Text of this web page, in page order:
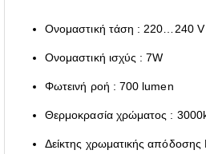
Ονομαστική τάση : 220…240 V
Ονομαστική ισχύς : 7W
Φωτεινή ροή : 700 lumen
Θερμοκρασία χρώματος :
Δείκτης χρωματικής